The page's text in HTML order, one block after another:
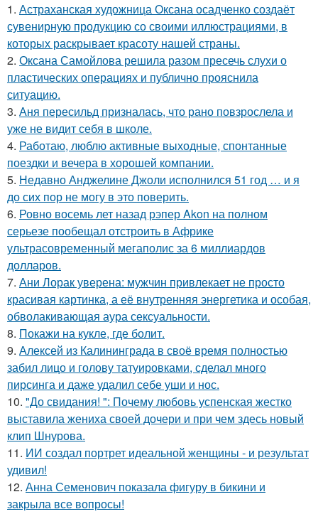
1. Астраханская художница Оксана осадченко создаёт
сувенирную продукцию со своими иллюстрациями, в
которых раскрывает красоту нашей страны.
2. Оксана Самойлова решила разом пресечь слухи о
пластических операциях и публично прояснила
ситуацию.
3. Аня пересильд призналась, что рано повзрослела и
уже не видит себя в школе.
4. Работаю, люблю активные выходные, спонтанные
поездки и вечера в хорошей компании.
5. Недавно Анджелине Джоли исполнился 51 год … и я
до сих пор не могу в это поверить.
6. Ровно восемь лет назад рэпер Akon на полном
серьезе пообещал отстроить в Африке
ультрасовременный мегаполис за 6 миллиардов
долларов.
7. Ани Лорак уверена: мужчин привлекает не просто
красивая картинка, а её внутренняя энергетика и особая,
обволакивающая аура сексуальности.
8. Покажи на кукле, где болит.
9. Алексей из Калининграда в своё время полностью
забил лицо и голову татуировками, сделал много
пирсинга и даже удалил себе уши и нос.
10. "До свидания! ": Почему любовь успенская жестко
выставила жениха своей дочери и при чем здесь новый
клип Шнурова.
11. ИИ создал портрет идеальной женщины - и результат
удивил!
12. Анна Семенович показала фигуру в бикини и
закрыла все вопросы!